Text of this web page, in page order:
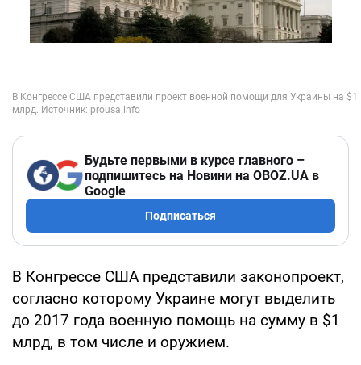
Будьте первыми в курсе главного –
подпишитесь на Новини на OBOZ.UA в
Google
Подписаться
В Конгрессе США представили законопроект,
согласно которому Украине могут выделить
до 2017 года военную помощь на сумму в $1
млрд, в том числе и оружием.